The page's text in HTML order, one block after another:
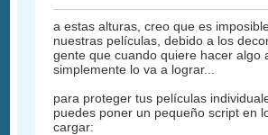
a estas alturas, creo que es
nuestras películas, debido a los
gente que cuando quiere hacer algo
simplemente lo va a lograr...
para proteger tus películas
puedes poner un pequeño script en
cargar: